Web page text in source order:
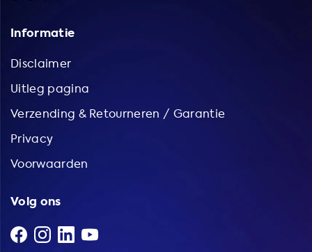
Informatie
Disclaimer
Uitleg pagina
Verzending & Retourneren / Garantie
Privacy
Voorwaarden
Volg ons